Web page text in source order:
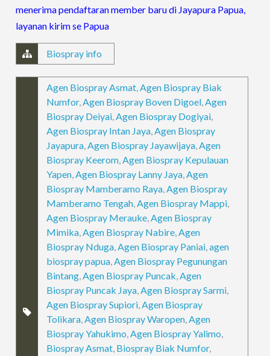
menerima pendaftaran member baru di Jayapura Papua,
layanan kirim se Papua
Biospray info
Agen Biospray Asmat,Agen Biospray Biak
Numfor,Agen Biospray Boven Digoel,Agen
Biospray Deiyai,Agen Biospray Dogiyai,
Agen Biospray Intan Jaya,Agen Biospray
Jayapura,Agen Biospray Jayawijaya,Agen
Biospray Keerom,Agen Biospray Kepulauan
Yapen,Agen Biospray Lanny Jaya,Agen
Biospray Mamberamo Raya,Agen Biospray
Mamberamo Tengah,Agen Biospray Mappi,
Agen Biospray Merauke,Agen Biospray
Mimika,Agen Biospray Nabire,Agen
Biospray Nduga,Agen Biospray Paniai,agen
biospray papua,Agen Biospray Pegunungan
Bintang,Agen Biospray Puncak,Agen
Biospray Puncak Jaya,Agen Biospray Sarmi,
Agen Biospray Supiori,Agen Biospray
Tolikara,Agen Biospray Waropen,Agen
Biospray Yahukimo,Agen Biospray Yalimo,
Biospray Asmat, Biospray Biak Numfor,